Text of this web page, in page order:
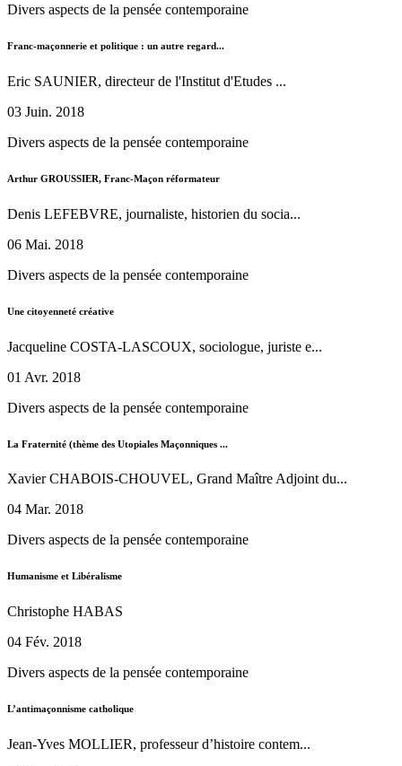
Divers aspects de la pensée contemporaine
Franc-maçonnerie et politique : un autre regard...
Eric SAUNIER, directeur de l'Institut d'Etudes ...
03 Juin. 2018
Divers aspects de la pensée contemporaine
Arthur GROUSSIER, Franc-Maçon réformateur
Denis LEFEBVRE, journaliste, historien du socia...
06 Mai. 2018
Divers aspects de la pensée contemporaine
Une citoyenneté créative
Jacqueline COSTA-LASCOUX, sociologue, juriste e...
01 Avr. 2018
Divers aspects de la pensée contemporaine
La Fraternité (thème des Utopiales Maçonniques ...
Xavier CHABOIS-CHOUVEL, Grand Maître Adjoint du...
04 Mar. 2018
Divers aspects de la pensée contemporaine
Humanisme et Libéralisme
Christophe HABAS
04 Fév. 2018
Divers aspects de la pensée contemporaine
L’antimaçonnisme catholique
Jean-Yves MOLLIER, professeur d’histoire contem...